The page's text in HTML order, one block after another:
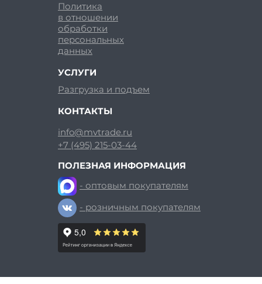
Политика
в отношении
обработки
персональных
данных
УСЛУГИ
Разгрузка и подъем
КОНТАКТЫ
info@mvtrade.ru
+7 (495) 215-03-44
ПОЛЕЗНАЯ ИНФОРМАЦИЯ
- оптовым покупателям
- розничным покупателям